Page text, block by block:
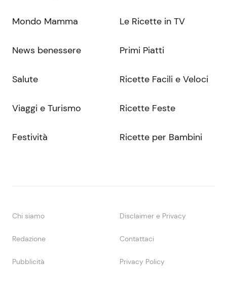
Mondo Mamma
News benessere
Salute
Viaggi e Turismo
Festività
Le Ricette in TV
Primi Piatti
Ricette Facili e Veloci
Ricette Feste
Ricette per Bambini
Chi siamo Disclaimer e Privacy
Redazione Contattaci
Pubblicità Privacy Policy